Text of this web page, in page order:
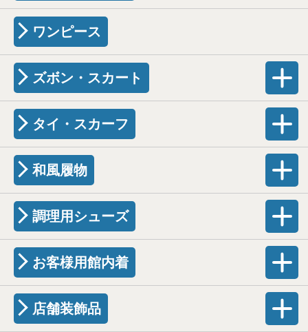
ワンピース
ズボン・スカート
タイ・スカーフ
和風履物
調理用シューズ
お客様用館内着
店舗装飾品